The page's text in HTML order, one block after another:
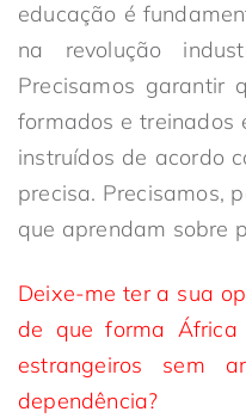
educação é
na revolução
Precisamos garantir
formados e treinados
instruídos de acordo
precisa. Precisamos,
que aprendam sobre
Deixe-me ter a sua
de que forma África
estrangeiros sem
dependência?